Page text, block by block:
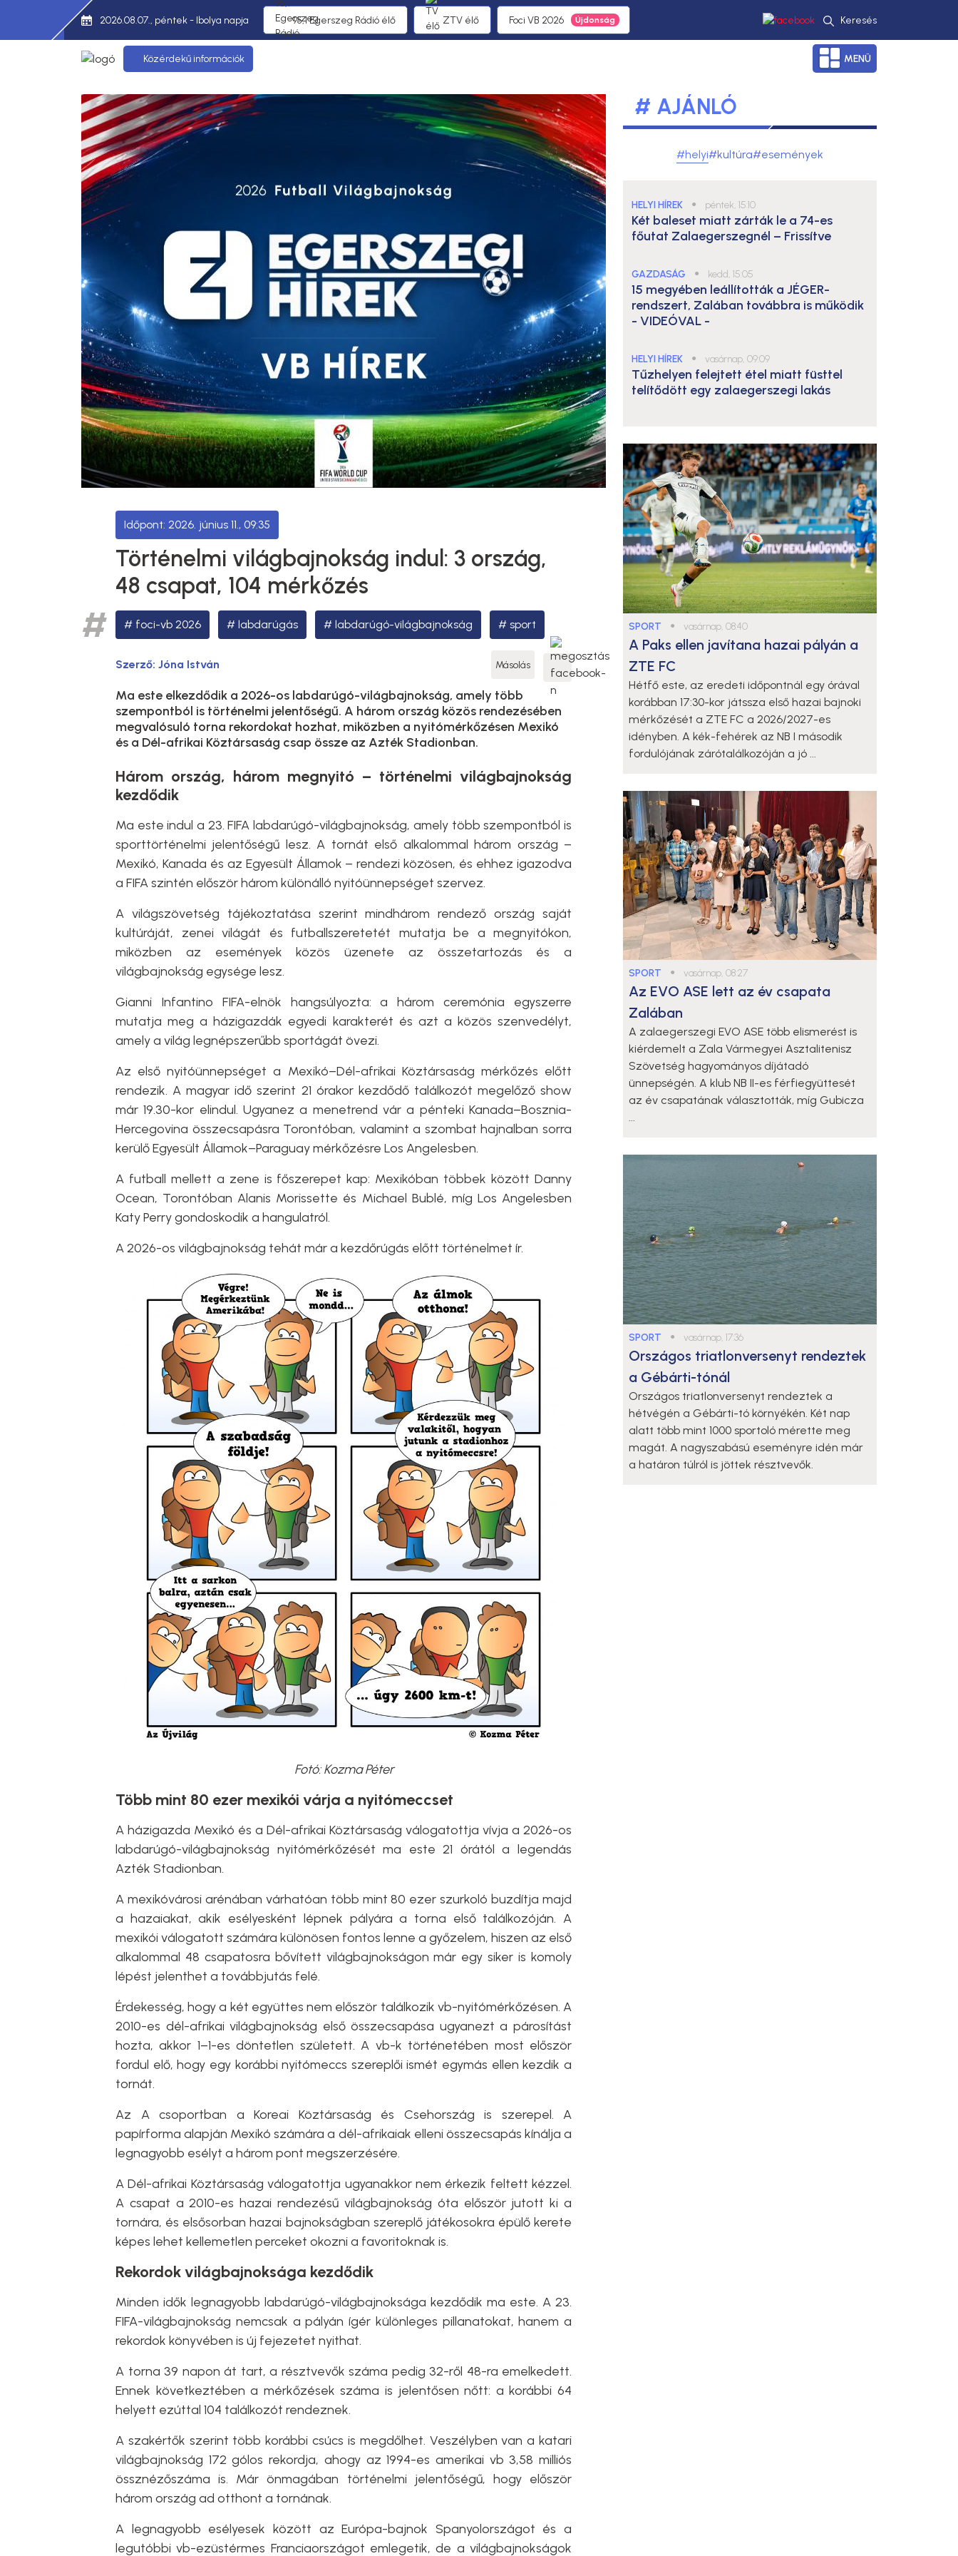
2026.08.07., péntek - Ibolya napja 95,1 Egerszeg Rádió élő ZTV élő Foci VB 2026 Keresés
Közérdekű információk MENÜ
2026. június 11., 09:35
Történelmi világbajnokság indul: 3 ország,
48 csapat, 104 mérkőzés
foci-vb 2026 labdarúgás labdarúgó-világbajnokság sport
Szerző: Jóna István Másolás
Ma este elkezdődik a 2026-os labdarúgó-világbajnokság, amely több
szempontból is történelmi jelentőségű. A három ország közös rendezésében
megvalósuló torna rekordokat hozhat, miközben a nyitómérkőzésen Mexikó
és a Dél-afrikai Köztársaság csap össze az Azték Stadionban.
Három ország, három megnyitó – történelmi világbajnokság
kezdődik
Ma este indul a 23. FIFA labdarúgó-világbajnokság, amely több szempontból is
sporttörténelmi jelentőségű lesz. A tornát első alkalommal három ország –
Mexikó, Kanada és az Egyesült Államok – rendezi közösen, és ehhez igazodva
a FIFA szintén először három különálló nyitóünnepséget szervez.
A világszövetség tájékoztatása szerint mindhárom rendező ország saját
kultúráját, zenei világát és futballszeretetét mutatja be a megnyitókon,
miközben az események közös üzenete az összetartozás és a
világbajnokság egysége lesz.
Gianni Infantino FIFA-elnök hangsúlyozta: a három ceremónia egyszerre
mutatja meg a házigazdák egyedi karakterét és azt a közös szenvedélyt,
amely a világ legnépszerűbb sportágát övezi.
Az első nyitóünnepséget a Mexikó–Dél-afrikai Köztársaság mérkőzés előtt
rendezik. A magyar idő szerint 21 órakor kezdődő találkozót megelőző show
már 19.30-kor elindul. Ugyanez a menetrend vár a pénteki Kanada–Bosznia-
Hercegovina összecsapásra Torontóban, valamint a szombat hajnalban sorra
kerülő Egyesült Államok–Paraguay mérkőzésre Los Angelesben.
A futball mellett a zene is főszerepet kap: Mexikóban többek között Danny
Ocean, Torontóban Alanis Morissette és Michael Bublé, míg Los Angelesben
Katy Perry gondoskodik a hangulatról.
A 2026-os világbajnokság tehát már a kezdőrúgás előtt történelmet ír.
Fotó: Kozma Péter
Több mint 80 ezer mexikói várja a nyitómeccset
A házigazda Mexikó és a Dél-afrikai Köztársaság válogatottja vívja a 2026-os
labdarúgó-világbajnokság nyitómérkőzését ma este 21 órától a legendás
Azték Stadionban.
A mexikóvárosi arénában várhatóan több mint 80 ezer szurkoló buzdítja majd
a hazaiakat, akik esélyesként lépnek pályára a torna első találkozóján. A
mexikói válogatott számára különösen fontos lenne a győzelem, hiszen az első
alkalommal 48 csapatosra bővített világbajnokságon már egy siker is komoly
lépést jelenthet a továbbjutás felé.
Érdekesség, hogy a két együttes nem először találkozik vb-nyitómérkőzésen. A
2010-es dél-afrikai világbajnokság első összecsapása ugyanezt a párosítást
hozta, akkor 1–1-es döntetlen született. A vb-k történetében most először
fordul elő, hogy egy korábbi nyitómeccs szereplői ismét egymás ellen kezdik a
tornát.
Az A csoportban a Koreai Köztársaság és Csehország is szerepel. A
papírforma alapján Mexikó számára a dél-afrikaiak elleni összecsapás kínálja a
legnagyobb esélyt a három pont megszerzésére.
A Dél-afrikai Köztársaság válogatottja ugyanakkor nem érkezik feltett kézzel.
A csapat a 2010-es hazai rendezésű világbajnokság óta először jutott ki a
tornára, és elsősorban hazai bajnokságban szereplő játékosokra épülő kerete
képes lehet kellemetlen perceket okozni a favoritoknak is.
Rekordok világbajnoksága kezdődik
Minden idők legnagyobb labdarúgó-világbajnoksága kezdődik ma este. A 23.
FIFA-világbajnokság nemcsak a pályán ígér különleges pillanatokat, hanem a
rekordok könyvében is új fejezetet nyithat.
A torna 39 napon át tart, a résztvevők száma pedig 32-ről 48-ra emelkedett.
Ennek következtében a mérkőzések száma is jelentősen nőtt: a korábbi 64
helyett ezúttal 104 találkozót rendeznek.
A szakértők szerint több korábbi csúcs is megdőlhet. Veszélyben van a katari
világbajnokság 172 gólos rekordja, ahogy az 1994-es amerikai vb 3,58 milliós
össznézőszáma is. Már önmagában történelmi jelentőségű, hogy először
három ország ad otthont a tornának.
A legnagyobb esélyesek között az Európa-bajnok Spanyolországot és a
legutóbbi vb-ezüstérmes Franciaországot emlegetik, de a világbajnokságok
# AJÁNLÓ
#helyi#kultúra#események
HELYI HÍREK ● péntek, 15:10
Két baleset miatt zárták le a 74-es
főutat Zalaegerszegnél – Frissítve
GAZDASÁG ● kedd, 15:05
15 megyében leállították a JÉGER-
rendszert, Zalában továbbra is működik
- VIDEÓVAL -
HELYI HÍREK ● vasárnap, 09:09
Tűzhelyen felejtett étel miatt füsttel
telítődött egy zalaegerszegi lakás
SPORT ● vasárnap, 08:40
A Paks ellen javítana hazai pályán a
ZTE FC
Hétfő este, az eredeti időpontnál egy órával
korábban 17:30-kor játssza első hazai bajnoki
mérkőzését a ZTE FC a 2026/2027-es
idényben. A kék-fehérek az NB I második
fordulójának zárótalálkozóján a jó ...
SPORT ● vasárnap, 08:27
Az EVO ASE lett az év csapata
Zalában
A zalaegerszegi EVO ASE több elismerést is
kiérdemelt a Zala Vármegyei Asztalitenisz
Szövetség hagyományos díjátadó
ünnepségén. A klub NB II-es férfiegyüttesét
az év csapatának választották, míg Gubicza
...
SPORT ● vasárnap, 17:36
Országos triatlonversenyt rendeztek
a Gébárti-tónál
Országos triatlonversenyt rendeztek a
hétvégén a Gébárti-tó környékén. Két nap
alatt több mint 1000 sportoló mérette meg
magát. A nagyszabású eseményre idén már
a határon túlról is jöttek résztvevők.